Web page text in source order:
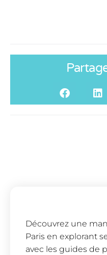
Découvrez une
Paris en explorant
avec les guides de